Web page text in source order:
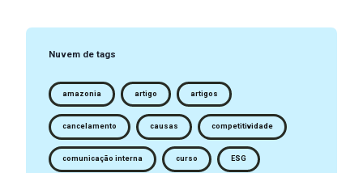
Nuvem de tags
amazonia artigo artigos
cancelamento causas competitividade
comunicação interna curso ESG